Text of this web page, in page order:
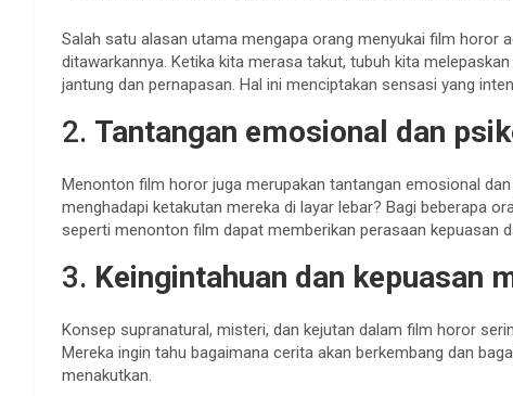
Salah satu alasan utama mengapa orang menyukai film horor
ditawarkannya. Ketika kita merasa takut, tubuh kita
jantung dan pernapasan. Hal ini menciptakan sensasi yang
2. Tantangan emosional dan
Menonton film horor juga merupakan tantangan emosional
menghadapi ketakutan mereka di layar lebar? Bagi beberapa
seperti menonton film dapat memberikan perasaan kepuasan
3. Keingintahuan dan kepuasan
Konsep supranatural, misteri, dan kejutan dalam film horor
Mereka ingin tahu bagaimana cerita akan berkembang dan
menakutkan.